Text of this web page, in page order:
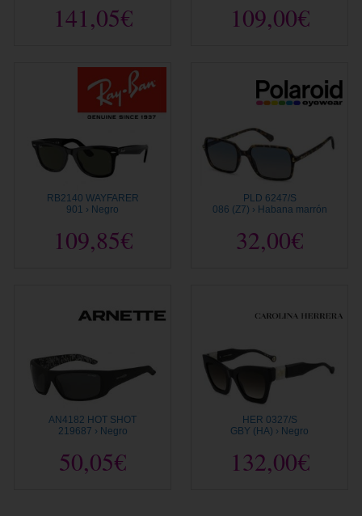
141,05€ 109,00€
RB2140 WAYFARER
901 › Negro
109,85€
PLD 6247/S
086 (Z7) › Habana marrón
32,00€
AN4182 HOT SHOT
219687 › Negro
50,05€
HER 0327/S
GBY (HA) › Negro
132,00€